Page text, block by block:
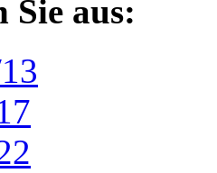
Sie aus: